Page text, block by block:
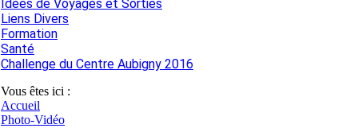
Idées de Voyages et Sorties
Liens Divers
Formation
Santé
Challenge du Centre Aubigny 2016
Vous êtes ici :
Accueil
Photo-Vidéo